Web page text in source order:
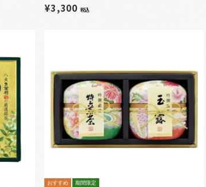
¥3,300 税込
おすすめ 期間限定